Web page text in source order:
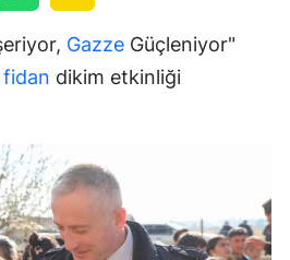
Gazze Güçleniyor"
fidan dikim etkinliği